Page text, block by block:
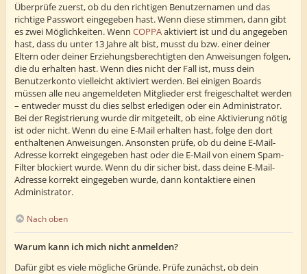
Überprüfe zuerst, ob du den richtigen Benutzernamen und das
richtige Passwort eingegeben hast. Wenn diese stimmen, dann gibt
es zwei Möglichkeiten. Wenn COPPAaktiviert ist und du angegeben
hast, dass du unter 13 Jahre alt bist, musst du bzw. einer deiner
Eltern oder deiner Erziehungsberechtigten den Anweisungen folgen,
die du erhalten hast. Wenn dies nicht der Fall ist, muss dein
Benutzerkonto vielleicht aktiviert werden. Bei einigen Boards
müssen alle neu angemeldeten Mitglieder erst freigeschaltet werden
– entweder musst du dies selbst erledigen oder ein Administrator.
Bei der Registrierung wurde dir mitgeteilt, ob eine Aktivierung nötig
ist oder nicht. Wenn du eine E-Mail erhalten hast, folge den dort
enthaltenen Anweisungen. Ansonsten prüfe, ob du deine E-Mail-
Adresse korrekt eingegeben hast oder die E-Mail von einem Spam-
Filter blockiert wurde. Wenn du dir sicher bist, dass deine E-Mail-
Adresse korrekt eingegeben wurde, dann kontaktiere einen
Administrator.
Nach oben
Warum kann ich mich nicht anmelden?
Dafür gibt es viele mögliche Gründe. Prüfe zunächst, ob dein